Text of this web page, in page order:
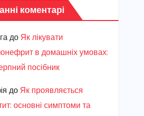
коментарі
до Як лікувати
в домашніх умовах:
посібник
до Як проявляється
основні симптоми та